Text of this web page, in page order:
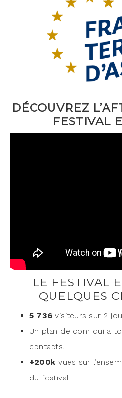
DÉCOUVREZ
FESTIVAL
LE FESTIVAL
QUELQUES
5 736 visi­teurs sur 2
Un plan de com qui a
contacts.
+200k vues sur
du festival.